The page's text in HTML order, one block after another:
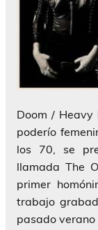
Doom /
poderío
los 70, se
llamada The
primer
trabajo
pasado